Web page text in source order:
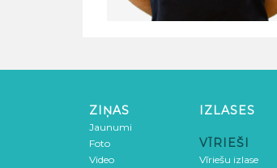
ZIŅAS
Jaunumi
Foto
Video
IZLASES
VĪRIEŠI
Vīriešu izlase